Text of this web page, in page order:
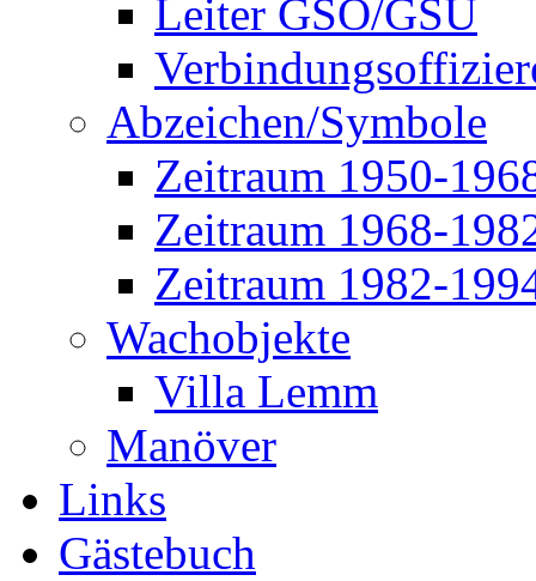
Leiter GSO/GSU
Abzeichen/Symbole
Zeitraum 1950-
Zeitraum 1968-
Zeitraum 1982-
Wachobjekte
Villa Lemm
Manöver
Links
Gästebuch